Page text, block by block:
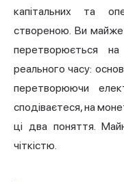
капітальних та
створеною. Ви майже
перетворюється
реального часу:
перетворюючи
сподіваєтеся, на
ці два поняття.
чіткістю.